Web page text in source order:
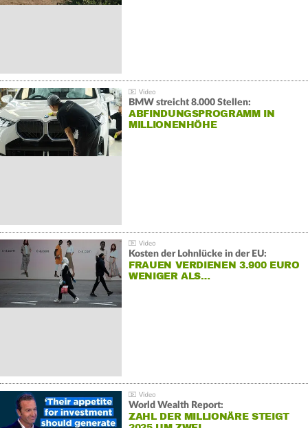
BMW streicht 8.000 Stellen:
ABFINDUNGSPROGRAMM IN
MILLIONENHÖHE
Kosten der Lohnlücke in der EU:
FRAUEN VERDIENEN 3.900 EURO
WENIGER ALS…
World Wealth Report:
ZAHL DER MILLIONÄRE STEIGT